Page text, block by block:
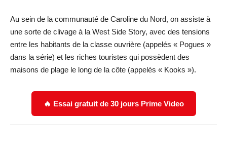
Au sein de la communauté de Caroline du Nord, on assiste à
une sorte de clivage à la West Side Story, avec des tensions
entre les habitants de la classe ouvrière (appelés « Pogues »
dans la série) et les riches touristes qui possèdent des
maisons de plage le long de la côte (appelés « Kooks »).
🔥 Essai gratuit de 30 jours Prime Video